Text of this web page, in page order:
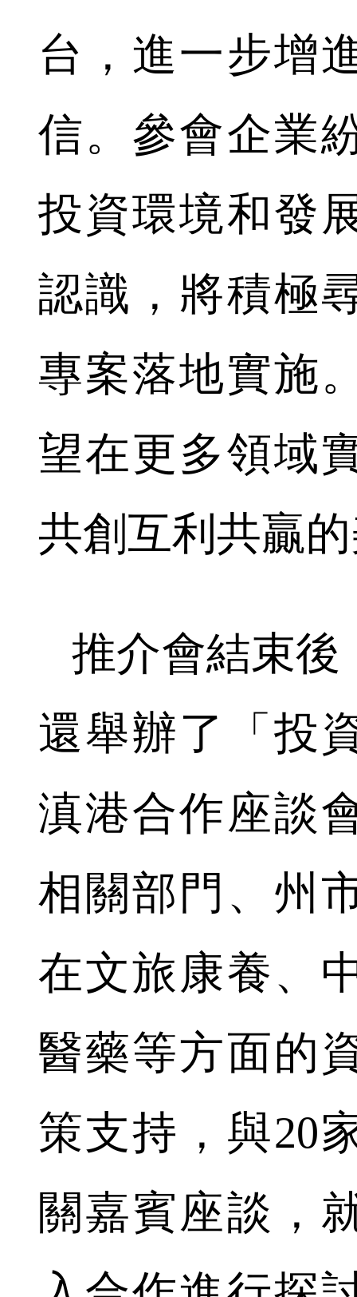
台，進一步增
信。參會企業
投資環境和發
認識，將積極
專案落地實施
望在更多領域
共創互利共贏
推介會結束後
還舉辦了
「 投
滇港合作座談
相關部門、州
在文旅康養、
醫藥等方面的
策支持，與20
關嘉賓座談，